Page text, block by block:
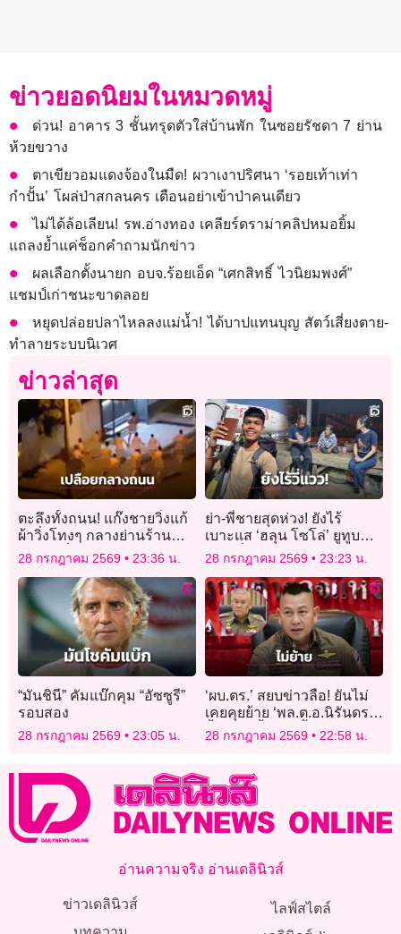
ข่าวยอดนิยมในหมวดหมู่
ด่วน! อาคาร 3 ชั้นทรุดตัวใส่บ้านพัก ในซอยรัชดา 7 ย่าน
ห้วยขวาง
ตาเขียวอมแดงจ้องในมืด! ผวาเงาปริศนา ‘รอยเท้าเท่า
กำปั้น’ โผล่ป่าสกลนคร เตือนอย่าเข้าป่าคนเดียว
ไม่ได้ล้อเลียน! รพ.อ่างทอง เคลียร์ดราม่าคลิปหมอยิ้ม
แถลงย้ำแค่ช็อกคำถามนักข่าว
ผลเลือกตั้งนายก อบจ.ร้อยเอ็ด “เศกสิทธิ์ ไวนิยมพงศ์”
แชมป์เก่าชนะขาดลอย
หยุดปล่อยปลาไหลลงแม่น้ำ! ได้บาปแทนบุญ สัตว์เสี่ยงตาย-
ทำลายระบบนิเวศ
ข่าวล่าสุด
ตะลึงทั้งถนน! แก๊งชายวิ่งแก้
ผ้าวิ่งโทงๆ กลางย่านร้าน
อาหารชื่อดังในออสเตรเลีย
28 กรกฎาคม 2569 23:36 น.
ย่า-พี่ชายสุดห่วง! ยังไร้
เบาะแส ‘ฮลุน โซโล่’ ยูทูบ
เบอร์ชื่อดังหายตัวปริศนา
จอร์เจีย
28 กรกฎาคม 2569 23:23 น.
“มันชินี” คัมแบ๊กคุม “อัซซูรี”
รอบสอง
28 กรกฎาคม 2569 23:05 น.
‘ผบ.ตร.’ สยบข่าวลือ! ยันไม่
เคยคุยย้าย ‘พล.ต.อ.นิรันดร’
จี้ตำรวจตั้งหน้าตั้งตาทำงาน
28 กรกฎาคม 2569 22:58 น.
อ่านความจริง อ่านเดลินิวส์
ข่าวเดลินิวส์
ไลฟ์สไตล์